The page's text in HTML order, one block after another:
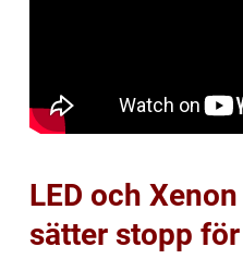
LED och
sätter stopp